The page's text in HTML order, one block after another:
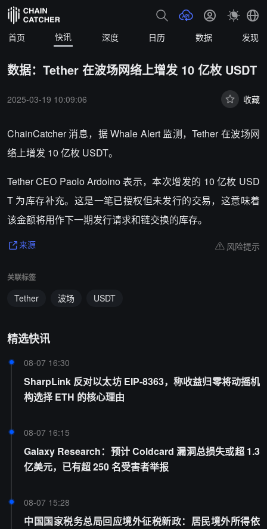
首页 快讯 深度 日历 数据 发现
数据：Tether 在波场网络上增发 10 亿枚 USDT
2025-03-19 10:09:06 收藏
ChainCatcher 消息，据 Whale Alert 监测，Tether 在波场网
络上增发 10 亿枚 USDT。
Tether CEO Paolo Ardoino 表示，本次增发的 10 亿枚 USD
T 为库存补充。这是一笔已授权但未发行的交易，这意味着
该金额将用作下一期发行请求和链交换的库存。
来源 风险提示
关联标签
Tether 波场 USDT
精选快讯
08-07 16:30
SharpLink 反对以太坊 EIP-8363，称收益归零将动摇机
构选择 ETH 的核心理由
08-07 16:15
Galaxy Research：预计 Coldcard 漏洞总损失或超 1.3
亿美元，已有超 250 名受害者举报
08-07 15:28
中国国家税务总局回应境外征税新政：居民境外所得依